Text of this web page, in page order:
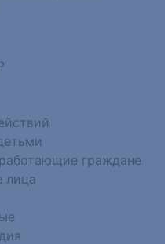
граждане
лица